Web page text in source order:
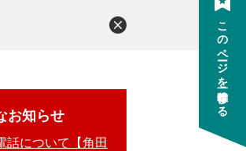
お知らせ
話について【角田
このページを一時保存する